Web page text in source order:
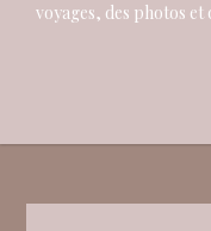
voyages, des photos et